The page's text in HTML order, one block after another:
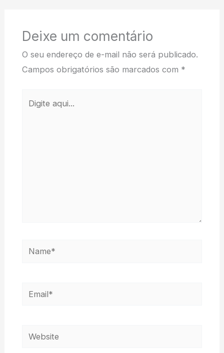
Deixe um comentário
O seu endereço de e-mail não será publicado.
Campos obrigatórios são marcados com *
aqui...
Name*
Email*
Website